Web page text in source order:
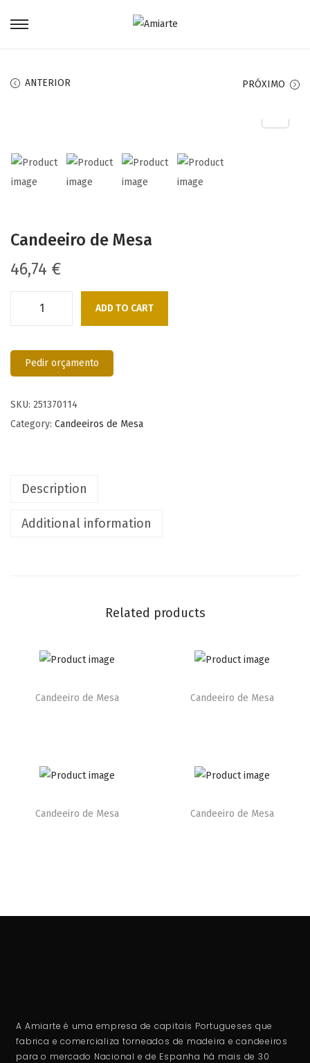
ANTERIOR PRÓXIMO
Candeeiro de Mesa
46,74 €
ADD TO CART
Pedir orçamento
SKU: 251370114
Category: Candeeiros de Mesa
Description
Additional information
Related products
Candeeiro de Mesa Candeeiro de Mesa
Candeeiro de Mesa Candeeiro de Mesa
A Amiarte é uma empresa de capitais Portugueses que
fabrica e comercializa torneados de madeira e candeeiros
para o mercado Nacional e de Espanha há mais de 30